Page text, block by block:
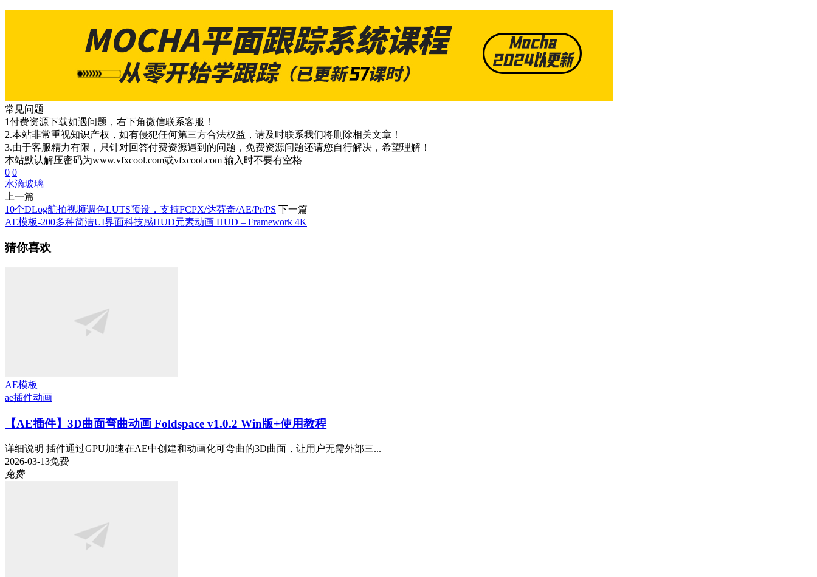
常见问题
1付费资源下载如遇问题，右下角微信联系客服！
2.本站非常重视知识产权，如有侵犯任何第三方合法权益，请及时联系我们将删除相关文章！
3.由于客服精力有限，只针对回答付费资源遇到的问题，免费资源问题还请您自行解决，希望理解！
本站默认解压密码为www.vfxcool.com或vfxcool.com 输入时不要有空格
0 0
水滴玻璃
上一篇
10个DLog航拍视频调色LUTS预设，支持FCPX/达芬奇/AE/Pr/PS 下一篇
AE模板-200多种简洁UI界面科技感HUD元素动画 HUD – Framework 4K
猜你喜欢
AE模板
ae插件动画
【AE插件】3D曲面弯曲动画 Foldspace v1.0.2 Win版+使用教程
详细说明 插件通过GPU加速在AE中创建和动画化可弯曲的3D曲面，让用户无需外部三...
2026-03-13免费
免费